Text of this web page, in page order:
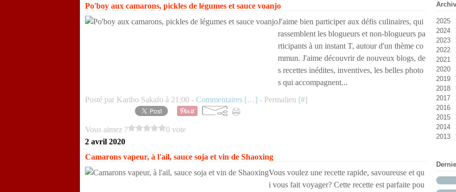
Po'boy aux camarons, pickles de légumes et sauce voanjo
J'aime bien participer aux défis culinaires, qui
rassemblent les blogueurs et non-blogueurs pa
rticipants à un instant T, autour d'un thème co
mmun. J'aime découvrir de nouveux blogs, de
s recettes inédites, inventives, les belles photo
s qui accompagnent...
Posté par Karibo Sakafo à 21:00 - Commentaires […] - Permalien [#]
Vous aimez ?
0 vote
2 avril 2020
Camarons vapeur, à l'ail, sauce soja et vin de Shaoxing
Vous voulez une recette rapide, savoureuse et qu
i vous fait voyager? Cette recette est parfaite pou
2025
2024
2023
2022
2021
2020
2019
2018
2017
Mai
2016
2015
2014
2013